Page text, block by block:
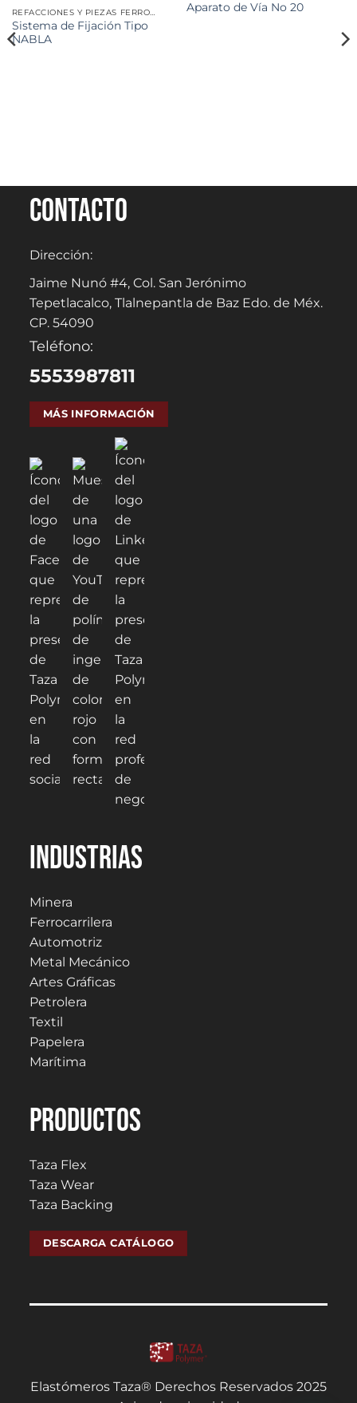
Sistema de Fijación Tipo
NABLA
Aparato de Vía No 20
Contacto
Dirección:
Jaime Nunó #4, Col. San Jerónimo
Tepetlacalco, Tlalnepantla de Baz Edo. de Méx.
CP. 54090
Teléfono:
5553987811
MÁS INFORMACIÓN
Industrias
Minera
Ferrocarrilera
Automotriz
Metal Mecánico
Artes Gráficas
Petrolera
Textil
Papelera
Marítima
PRODUCTOS
Taza Flex
Taza Wear
Taza Backing
DESCARGA CATÁLOGO
Elastómeros Taza® Derechos Reservados 2025